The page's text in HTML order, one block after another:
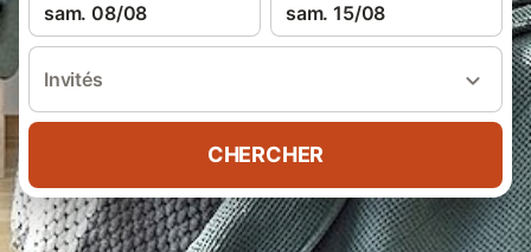
sam. 08/08 sam. 15/08
Invités
CHERCHER